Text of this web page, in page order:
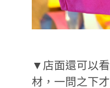
▼店面還可以
材，一問之下